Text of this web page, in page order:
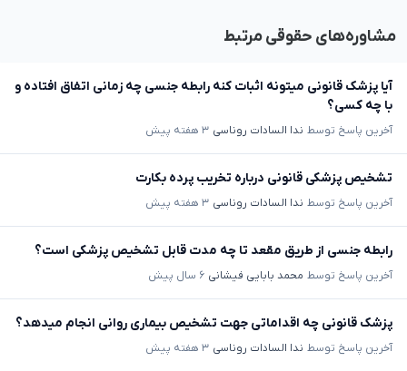
مشاوره‌های حقوقی مرتبط
آیا پزشک قانونی میتونه اثبات کنه رابطه جنسی چه زمانی اتفاق افتاده و
با چه کسی؟
آخرین پاسخ توسط ندا السادات روناسی ۳ هفته پیش
تشخیص پزشکی قانونی درباره تخریب پرده بکارت
آخرین پاسخ توسط ندا السادات روناسی ۳ هفته پیش
رابطه جنسی از طریق مقعد تا چه مدت قابل تشخیص پزشکی است؟
آخرین پاسخ توسط محمد بابایی فیشانی ۶ سال پیش
پزشک قانونی چه اقداماتی جهت تشخیص بیماری روانی انجام میدهد؟
آخرین پاسخ توسط ندا السادات روناسی ۳ هفته پیش